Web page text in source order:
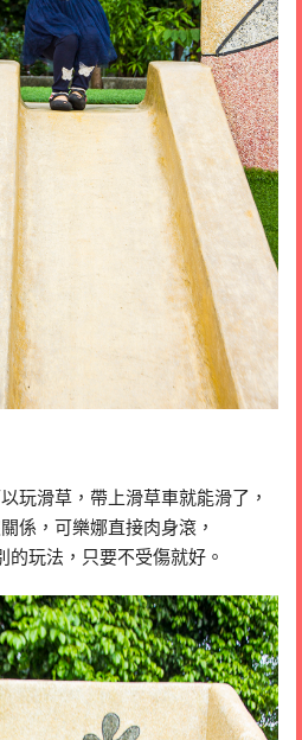
玩滑草，帶上滑草車就能滑了，
係，可樂娜直接肉身滾，
的玩法，只要不受傷就好。